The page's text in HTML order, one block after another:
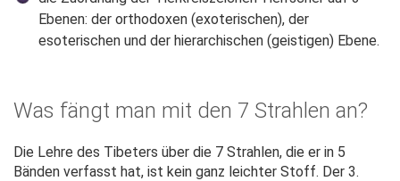
Ebenen: der orthodoxen (exoterischen), der
esoterischen und der hierarchischen (geistigen) Ebene.
Was fängt man mit den 7 Strahlen an?
Die Lehre des Tibeters über die 7 Strahlen, die er in 5
Bänden verfasst hat, ist kein ganz leichter Stoff. Der 3.